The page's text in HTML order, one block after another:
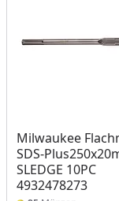
Milwaukee
SDS-
SLEDGE 10PC
4932478273